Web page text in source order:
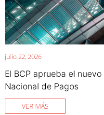
julio 22, 2026
El BCP aprueba el
Nacional de Pagos
VER MÁS